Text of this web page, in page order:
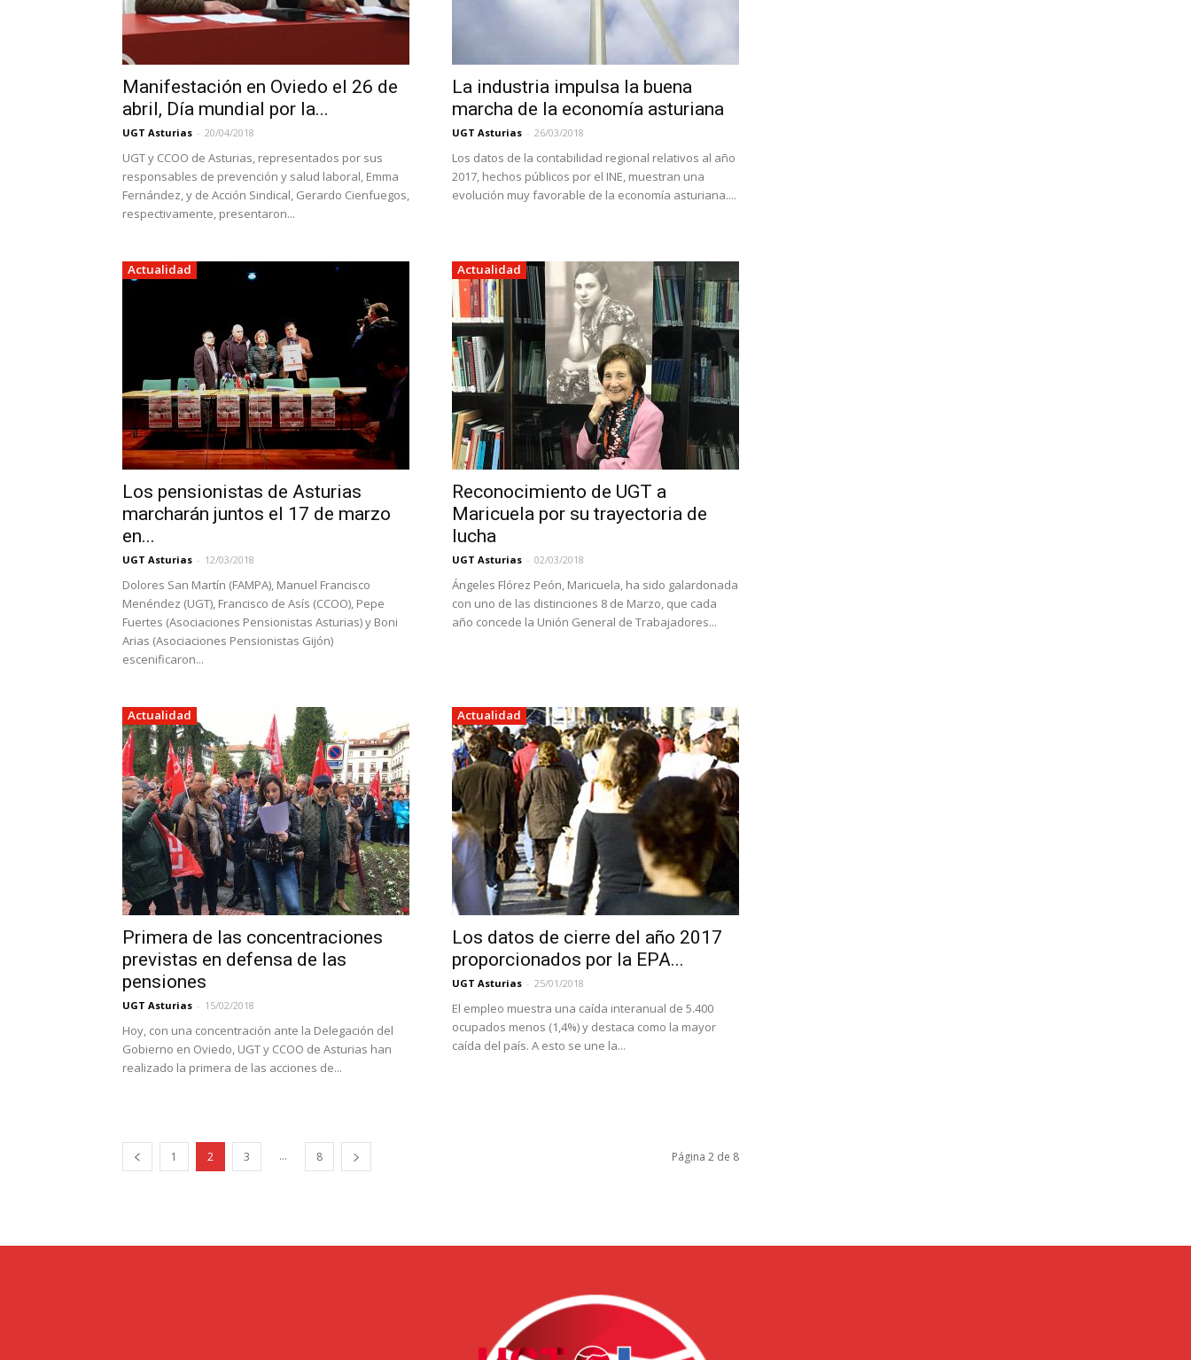
Manifestación en Oviedo el 26 de
abril, Día mundial por la...
UGT Asturias - 20/04/2018
UGT y CCOO de Asturias, representados por sus
responsables de prevención y salud laboral, Emma
Fernández, y de Acción Sindical, Gerardo Cienfuegos,
respectivamente, presentaron...
La industria impulsa la buena
marcha de la economía asturiana
UGT Asturias - 26/03/2018
Los datos de la contabilidad regional relativos al año
2017, hechos públicos por el INE, muestran una
evolución muy favorable de la economía asturiana....
Actualidad
Los pensionistas de Asturias
marcharán juntos el 17 de marzo
en...
UGT Asturias - 12/03/2018
Dolores San Martín (FAMPA), Manuel Francisco
Menéndez (UGT), Francisco de Asís (CCOO), Pepe
Fuertes (Asociaciones Pensionistas Asturias) y Boni
Arias (Asociaciones Pensionistas Gijón)
escenificaron...
Actualidad
Reconocimiento de UGT a
Maricuela por su trayectoria de
lucha
UGT Asturias - 02/03/2018
Ángeles Flórez Peón, Maricuela, ha sido galardonada
con uno de las distinciones 8 de Marzo, que cada
año concede la Unión General de Trabajadores...
Actualidad
Primera de las concentraciones
previstas en defensa de las
pensiones
UGT Asturias - 15/02/2018
Hoy, con una concentración ante la Delegación del
Gobierno en Oviedo, UGT y CCOO de Asturias han
realizado la primera de las acciones de...
Actualidad
Los datos de cierre del año 2017
proporcionados por la EPA...
UGT Asturias - 25/01/2018
El empleo muestra una caída interanual de 5.400
ocupados menos (1,4%) y destaca como la mayor
caída del país. A esto se une la...
1 2 3 ... 8 Página 2 de 8